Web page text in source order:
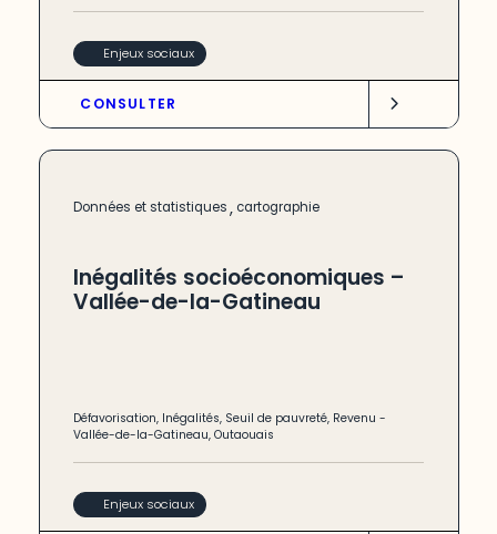
Enjeux sociaux
CONSULTER
Données et statistiques, cartographie
Inégalités socioéconomiques –
Vallée-de-la-Gatineau
Défavorisation, Inégalités, Seuil de pauvreté, Revenu -
Vallée-de-la-Gatineau,Outaouais
Enjeux sociaux